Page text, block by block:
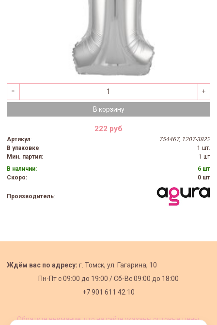
В корзину
222 руб
Артикул:
754467, 1207-3822
В упаковке:
1 шт.
Мин. партия:
1 шт
В наличии:
6 шт
Скоро:
0 шт
Производитель:
Ждём вас по адресу: г. Томск, ул. Гагарина, 10
Пн-Пт с09:00 до 19:00 /Сб-Вс 09:00 до 18:00
+7 901 611 42 10
Обратите внимание, что на сайте указаны оптовые цены,